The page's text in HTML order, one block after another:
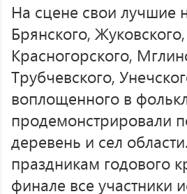
На сцене свои лучшие
Брянского,
Красногорского,
Трубчевского,
воплощенного в
продемонстрировали
деревень и сел
праздникам годового
финале все участники